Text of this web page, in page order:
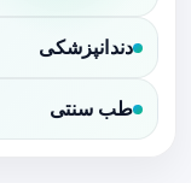
دندانپزشکی
طب سنتی